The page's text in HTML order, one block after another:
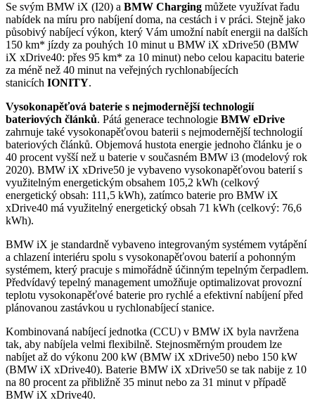
Se svým BMW iX (I20) a BMW Charging můžete využívat řadu
nabídek na míru pro nabíjení doma, na cestách i v práci. Stejně jako
působivý nabíjecí výkon, který Vám umožní nabít energii na dalších
150 km* jízdy za pouhých 10 minut u BMW iX xDrive50 (BMW
iX xDrive40: přes 95 km* za 10 minut) nebo celou kapacitu baterie
za méně než 40 minut na veřejných rychlonabíjecích
stanicích IONITY.
Vysokonapěťová baterie s nejmodernější technologií
bateriových článků. Pátá generace technologie BMW eDrive
zahrnuje také vysokonapěťovou baterii s nejmodernější technologií
bateriových článků. Objemová hustota energie jednoho článku je o
40 procent vyšší než u baterie v současném BMW i3 (modelový rok
2020). BMW iX xDrive50 je vybaveno vysokonapěťovou baterií s
využitelným energetickým obsahem 105,2 kWh (celkový
energetický obsah: 111,5 kWh), zatímco baterie pro BMW iX
xDrive40 má využitelný energetický obsah 71 kWh (celkový: 76,6
kWh).
BMW iX je standardně vybaveno integrovaným systémem vytápění
a chlazení interiéru spolu s vysokonapěťovou baterií a pohonným
systémem, který pracuje s mimořádně účinným tepelným čerpadlem.
Předvídavý tepelný management umožňuje optimalizovat provozní
teplotu vysokonapěťové baterie pro rychlé a efektivní nabíjení před
plánovanou zastávkou u rychlonabíjecí stanice.
Kombinovaná nabíjecí jednotka (CCU) v BMW iX byla navržena
tak, aby nabíjela velmi flexibilně. Stejnosměrným proudem lze
nabíjet až do výkonu 200 kW (BMW iX xDrive50) nebo 150 kW
(BMW iX xDrive40). Baterie BMW iX xDrive50 se tak nabije z 10
na 80 procent za přibližně 35 minut nebo za 31 minut v případě
BMW iX xDrive40.